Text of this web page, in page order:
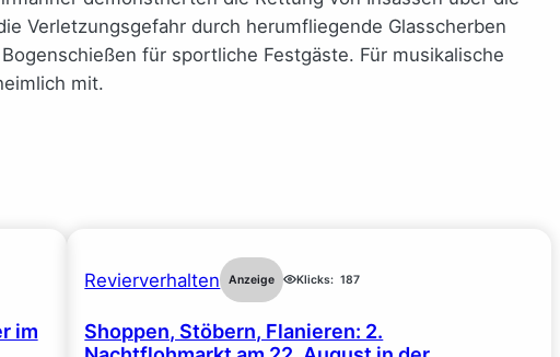
Verletzungsgefahr durch herumfliegende Glasscherben
für sportliche Festgäste. Für musikalische
mit.
im
Revierverhalten Anzeige Klicks: 187
Shoppen, Stöbern, Flanieren: 2.